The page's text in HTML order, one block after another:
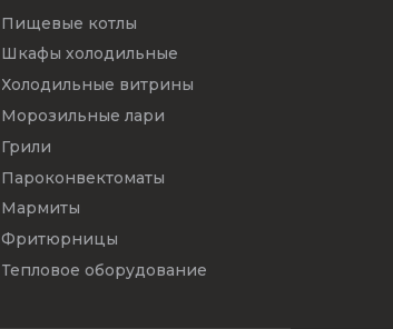
Мармиты
Пароконвектоматы
Тепловое оборудование
Фритюрницы
Пищевые котлы
Грили
Морозильные лари
Холодильные витрины
Шкафы холодильные